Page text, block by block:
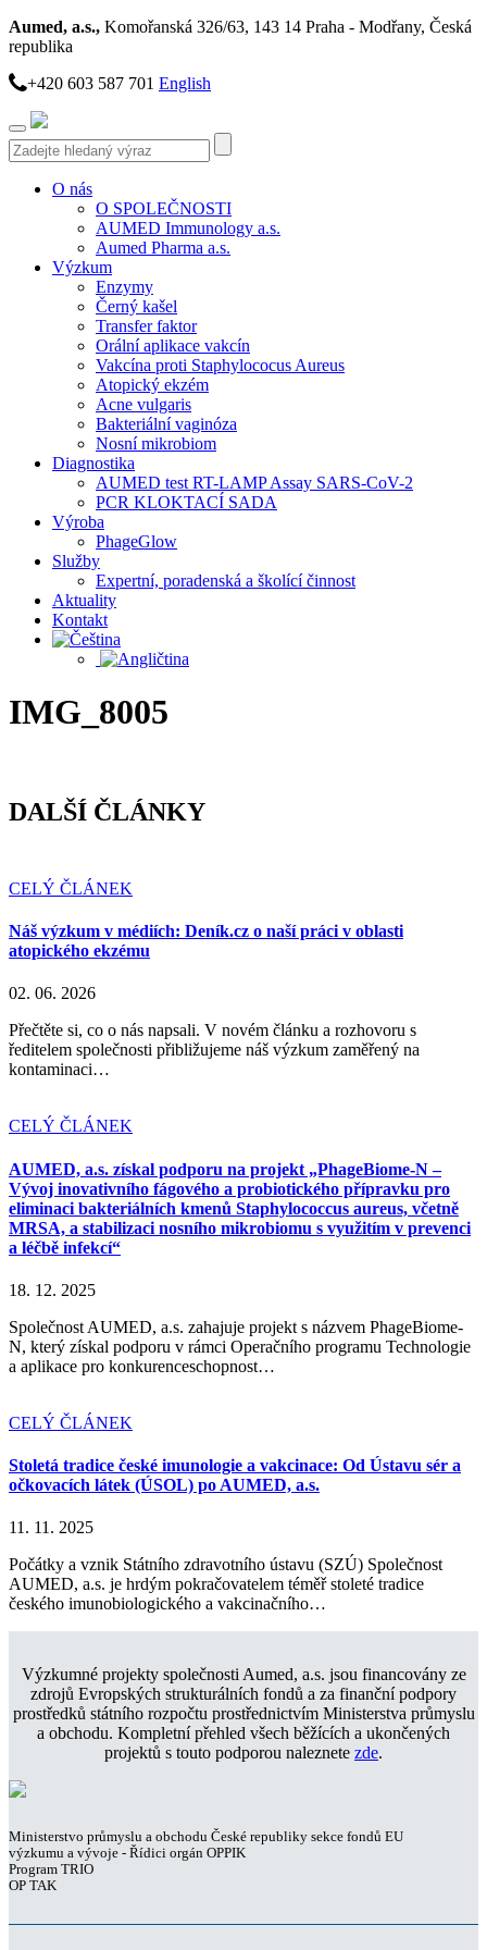
Aumed, a.s., Komořanská 326/63, 143 14 Praha - Modřany, Česká
republika
+420 603 587 701 English
Toggle
navigation
O nás
O SPOLEČNOSTI
AUMED Immunology a.s.
Aumed Pharma a.s.
Výzkum
Enzymy
Černý kašel
Transfer faktor
Orální aplikace vakcín
Vakcína proti Staphylococus Aureus
Atopický ekzém
Acne vulgaris
Bakteriální vaginóza
Nosní mikrobiom
Diagnostika
AUMED test RT-LAMP Assay SARS-CoV-2
PCR KLOKTACÍ SADA
Výroba
PhageGlow
Služby
Expertní, poradenská a školící činnost
Aktuality
Kontakt
IMG_8005
DALŠÍ ČLÁNKY
CELÝ ČLÁNEK
Náš výzkum v médiích: Deník.cz o naší práci v oblasti
atopického ekzému
02. 06. 2026
Přečtěte si, co o nás napsali. V novém článku a rozhovoru s
ředitelem společnosti přibližujeme náš výzkum zaměřený na
kontaminaci…
CELÝ ČLÁNEK
AUMED, a.s. získal podporu na projekt „PhageBiome-N –
Vývoj inovativního fágového a probiotického přípravku pro
eliminaci bakteriálních kmenů Staphylococcus aureus, včetně
MRSA, a stabilizaci nosního mikrobiomu s využitím v prevenci
a léčbě infekcí“
18. 12. 2025
Společnost AUMED, a.s. zahajuje projekt s názvem PhageBiome-
N, který získal podporu v rámci Operačního programu Technologie
a aplikace pro konkurenceschopnost…
CELÝ ČLÁNEK
Stoletá tradice české imunologie a vakcinace: Od Ústavu sér a
očkovacích látek (ÚSOL) po AUMED, a.s.
11. 11. 2025
Počátky a vznik Státního zdravotního ústavu (SZÚ) Společnost
AUMED, a.s. je hrdým pokračovatelem téměř stoleté tradice
českého imunobiologického a vakcinačního…
Výzkumné projekty společnosti Aumed, a.s. jsou financovány ze
zdrojů Evropských strukturálních fondů a za finanční podpory
prostředků státního rozpočtu prostřednictvím Ministerstva průmyslu
a obchodu. Kompletní přehled všech běžících a ukončených
projektů s touto podporou naleznete zde.
Ministerstvo průmyslu a obchodu České republiky sekce fondů EU
výzkumu a vývoje - Řídici orgán OPPIK
Program TRIO
OP TAK